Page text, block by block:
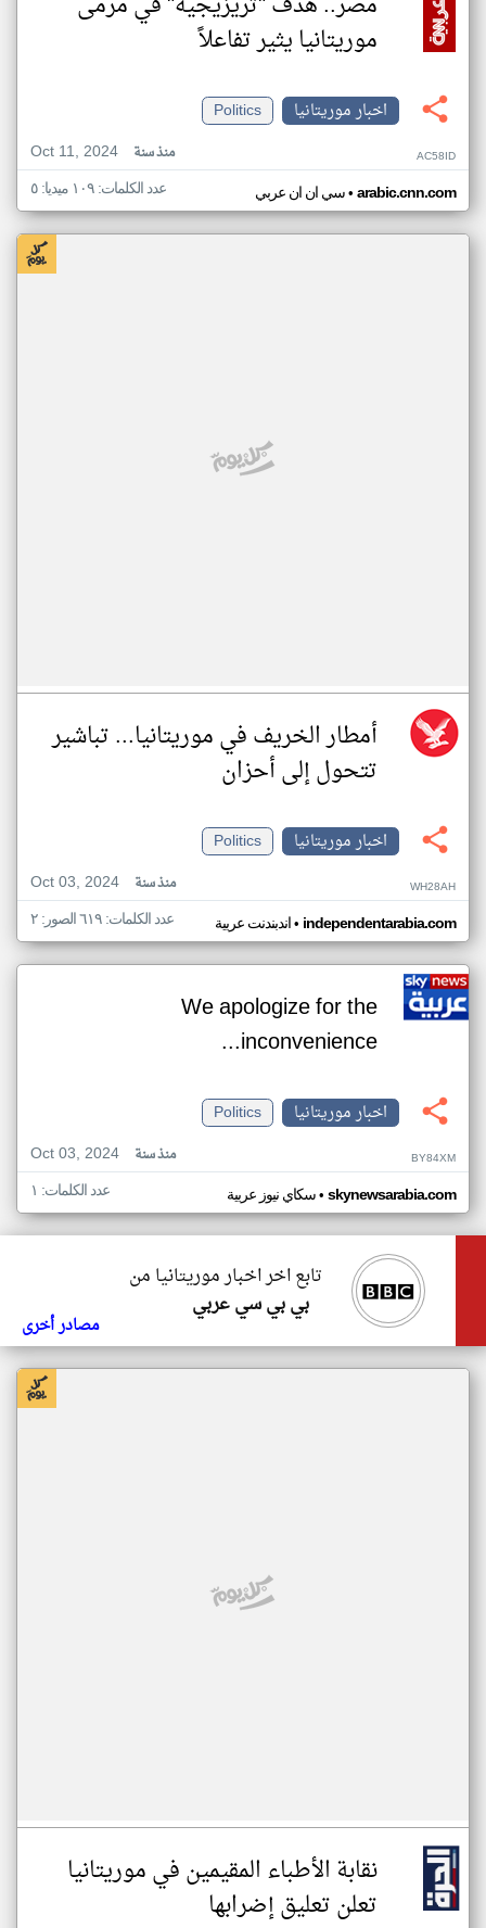
موريتانيا يثير تفاعلاً
اخبار موريتانيا
Politics
Oct 11, 2024
منذ سنة AC58ID
سي ان ان عربي• arabic.cnn.com عدد الكلمات: ١٠٩ ميديا: ٥
أمطار الخريف في موريتانيا... تباشير
تتحول إلى أحزان
اخبار موريتانيا
Politics
Oct 03, 2024
منذ سنة WH28AH
اندبندنت عربية• independentarabia.com عدد الكلمات: ٦١٩ الصور: ٢
We apologize for the
inconvenience...
اخبار موريتانيا
Politics
Oct 03, 2024
منذ سنة BY84XM
سكاي نيوز عربية• skynewsarabia.com عدد الكلمات: ١
تابع اخر اخبار موريتانيا من
بي بي سي عربي
مصادر أخرى
نقابة الأطباء المقيمين في موريتانيا
تعلن تعليق إضرابها